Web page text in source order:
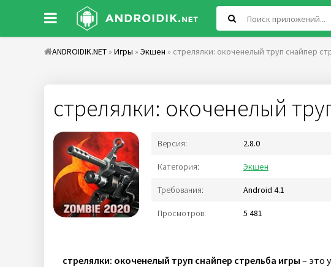
ANDROIDIK.NET » Игры » Экшен » стрелялки: окоченелый труп снайпер
стрелялки: окоченелый
Версия: 2.8.0
Категория: Экшен
Требования: Android 4.1
Просмотров: 5 481
стрелялки: окоченелый труп снайпер стрельба игры – это